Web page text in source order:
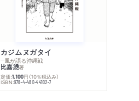
カジムヌガタイ
─風が語る沖縄戦
比嘉慂著
定価:1,100円 （10％税込み）
ISBN:978-4-480-44102-7